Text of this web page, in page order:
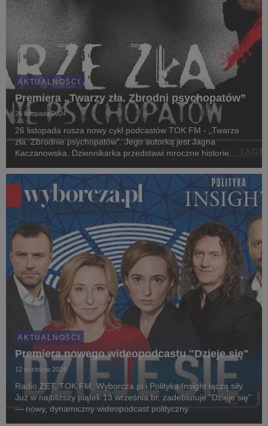
AKTUALNOŚCI
Premiera „Twarzy zła. Zbrodni psychopatów”
26 listopada 2024
26 listopada rusza nowy cykl podcastów TOK FM - „Twarze
zła. Zbrodnie psychopatów”. Jego autorką jest Jagna
Kaczanowska. Dziennikarka przedstawi mroczne historie
którzy ich dokonali.
AKTUALNOŚCI
Premiera nowego wideopodcastu "Dzieje się"
12 września 2024
Radio ZET, TOK FM, Wyborcza.pl i Polityka Insight łączą siły.
Już w najbliższy piątek 13 września br. zadebiutuje "Dzieje się"
— nowy, dynamiczny wideopodcast polityczny.